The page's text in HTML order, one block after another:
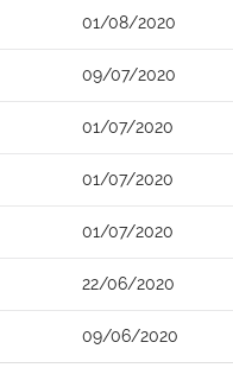
01/08/2020
09/07/2020
01/07/2020
01/07/2020
01/07/2020
22/06/2020
09/06/2020